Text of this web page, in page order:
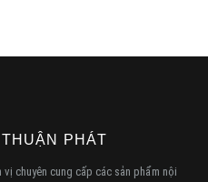
PHÁT
chuyên cung cấp các sản phẩm nội